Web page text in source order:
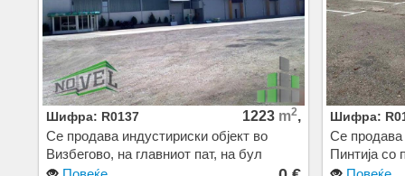
Шифра: R0137 1223 m2,
Се продава индустириски објект во
Визбегово, на главниот пат, на бул
Јадранска Магистрала.
Шифра:
Се продава
Пинтија со
Цена: 0 EUR